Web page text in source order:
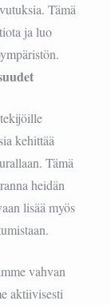
Tämä
ja luo
kehittää
Tämä
heidän
lisää myös
vahvan
aktiivisesti